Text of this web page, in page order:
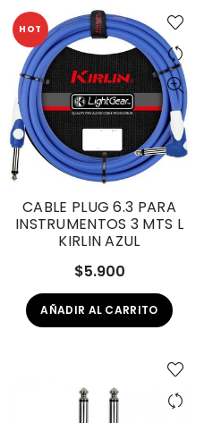
HOT
CABLE PLUG 6.3 PARA
INSTRUMENTOS 3 MTS L
KIRLIN AZUL
$5.900
AÑADIR AL CARRITO